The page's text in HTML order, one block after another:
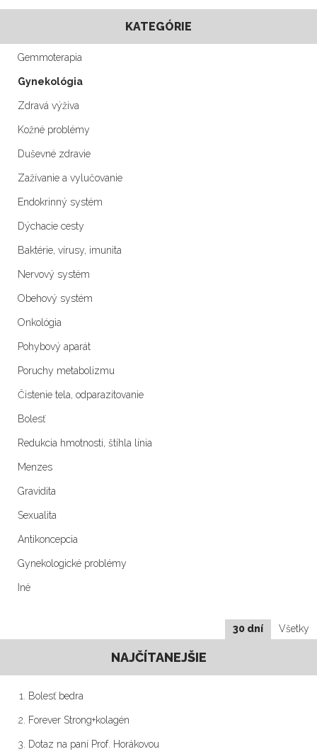
KATEGÓRIE
Gemmoterapia
Gynekológia
Zdravá výživa
Kožné problémy
Duševné zdravie
Zažívanie a vylučovanie
Endokrinný systém
Dýchacie cesty
Baktérie, vírusy, imunita
Nervový systém
Obehový systém
Onkológia
Pohybový aparát
Poruchy metabolizmu
Čistenie tela, odparazitovanie
Bolesť
Redukcia hmotnosti, štíhla línia
Menzes
Gravidita
Sexualita
Antikoncepcia
Gynekologické problémy
Iné
30 dní Všetky
NAJČÍTANEJŠIE
Bolesť bedra
Forever Strong+kolagén
Dotaz na paní Prof. Horákovou